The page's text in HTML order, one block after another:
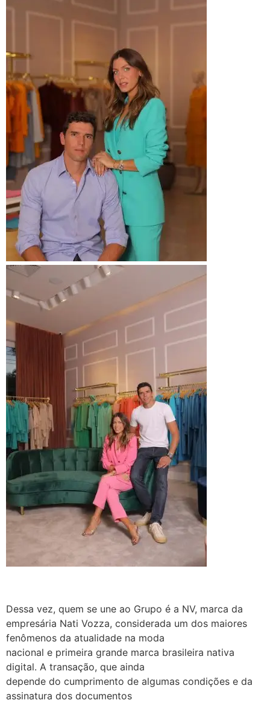
Dessa vez, quem se une ao Grupo é a NV, marca da
empresária Nati Vozza, considerada um dos maiores
fenômenos da atualidade na moda
nacional e primeira grande marca brasileira nativa
digital. A transação, que ainda
depende do cumprimento de algumas condições e da
assinatura dos documentos